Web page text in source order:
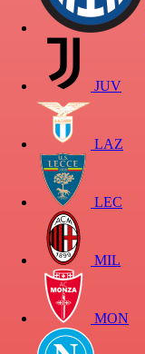
JUV
LAZ
LEC
MIL
MON